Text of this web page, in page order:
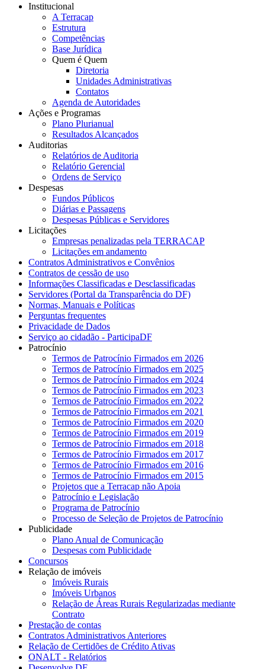
Institucional
A Terracap
Estrutura
Competências
Base Jurídica
Quem é Quem
Diretoria
Unidades Administrativas
Contatos
Agenda de Autoridades
Ações e Programas
Plano Plurianual
Resultados Alcançados
Auditorias
Relatórios de Auditoria
Relatório Gerencial
Ordens de Serviço
Despesas
Fundos Públicos
Diárias e Passagens
Despesas Públicas e Servidores
Licitações
Empresas penalizadas pela TERRACAP
Licitações em andamento
Contratos Administrativos e Convênios
Contratos de cessão de uso
Informações Classificadas e Desclassificadas
Servidores (Portal da Transparência do DF)
Normas, Manuais e Políticas
Perguntas frequentes
Privacidade de Dados
Serviço ao cidadão - ParticipaDF
Patrocínio
Termos de Patrocínio Firmados em 2026
Termos de Patrocínio Firmados em 2025
Termos de Patrocínio Firmados em 2024
Termos de Patrocínio Firmados em 2023
Termos de Patrocínio Firmados em 2022
Termos de Patrocínio Firmados em 2021
Termos de Patrocínio Firmados em 2020
Termos de Patrocínio Firmados em 2019
Termos de Patrocínio Firmados em 2018
Termos de Patrocínio Firmados em 2017
Termos de Patrocínio Firmados em 2016
Termos de Patrocínio Firmados em 2015
Projetos que a Terracap não Apoia
Patrocínio e Legislação
Programa de Patrocínio
Processo de Seleção de Projetos de Patrocínio
Publicidade
Plano Anual de Comunicação
Despesas com Publicidade
Concursos
Relação de imóveis
Imóveis Rurais
Imóveis Urbanos
Relação de Áreas Rurais Regularizadas mediante
Contrato
Prestação de contas
Contratos Administrativos Anteriores
Relação de Certidões de Crédito Ativas
ONALT - Relatórios